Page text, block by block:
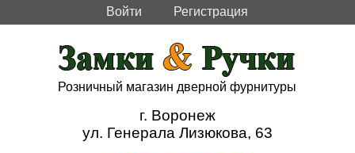
Войти Регистрация
Розничный магазин дверной фурнитуры
г. Воронеж
ул. Генерала Лизюкова, 63